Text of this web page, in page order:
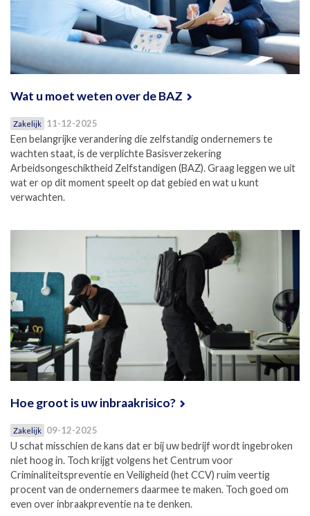
Wat u moet weten over de BAZ
Zakelijk 11-12-2025
Een belangrijke verandering die zelfstandig ondernemers te
wachten staat, is de verplichte Basisverzekering
Arbeidsongeschiktheid Zelfstandigen (BAZ). Graag leggen we uit
wat er op dit moment speelt op dat gebied en wat u kunt
verwachten.
Hoe groot is uw inbraakrisico?
Zakelijk 09-12-2025
U schat misschien de kans dat er bij uw bedrijf wordt ingebroken
niet hoog in. Toch krijgt volgens het Centrum voor
Criminaliteitspreventie en Veiligheid (het CCV) ruim veertig
procent van de ondernemers daarmee te maken. Toch goed om
even over inbraakpreventie na te denken.